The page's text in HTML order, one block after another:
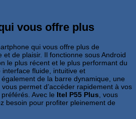
vous offre plus
qui vous offre plus de
et de plaisir. Il fonctionne sous Android
le plus récent et le plus performant du
fluide, intuitive et
de la barre dynamique, une
permet d’accéder rapidement à vos
Avec le Itel P55 Plus , vous
besoin pour profiter pleinement de